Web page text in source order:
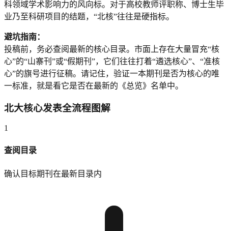
科领域学术影响力的风向标。对于高校教师评职称、博士生毕
业乃至科研项目的结题，“北核”往往是硬指标。
避坑指南：
投稿前，务必查阅最新的核心目录。市面上存在大量冒充“核
心”的“山寨刊”或“假期刊”，它们往往打着“遴选核心”、“准核
心”的旗号进行征稿。请记住，验证一本期刊是否为核心的唯
一标准，就是看它是否在最新的《总览》名单中。
北大核心发表全流程图解
1
查阅目录
确认目标期刊在最新目录内